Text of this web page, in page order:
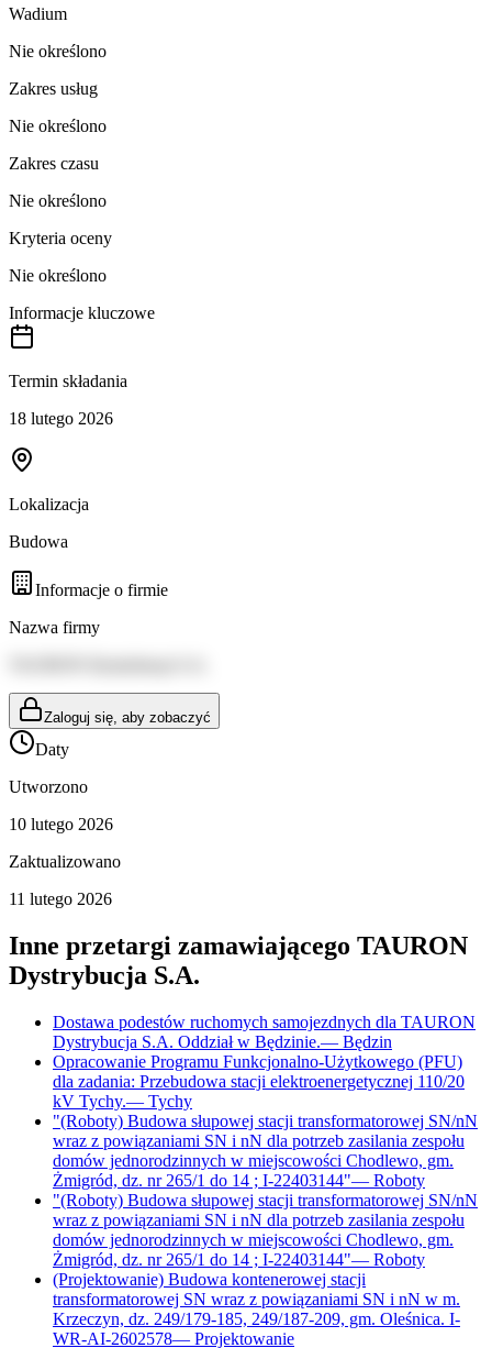
Wadium
Nie określono
Zakres usług
Nie określono
Zakres czasu
Nie określono
Kryteria oceny
Nie określono
Informacje kluczowe
Termin składania
18 lutego 2026
Lokalizacja
Budowa
Informacje o firmie
Nazwa firmy
Zaloguj się, aby zobaczyć
Daty
Utworzono
10 lutego 2026
Zaktualizowano
11 lutego 2026
Inne przetargi zamawiającego TAURON
Dystrybucja S.A.
Dostawa podestów ruchomych samojezdnych dla TAURON
Dystrybucja S.A. Oddział w Będzinie.— Będzin
Opracowanie Programu Funkcjonalno-Użytkowego (PFU)
dla zadania: Przebudowa stacji elektroenergetycznej 110/20
kV Tychy.— Tychy
"(Roboty) Budowa słupowej stacji transformatorowej SN/nN
wraz z powiązaniami SN i nN dla potrzeb zasilania zespołu
domów jednorodzinnych w miejscowości Chodlewo, gm.
Żmigród, dz. nr 265/1 do 14 ; I-22403144"— Roboty
"(Roboty) Budowa słupowej stacji transformatorowej SN/nN
wraz z powiązaniami SN i nN dla potrzeb zasilania zespołu
domów jednorodzinnych w miejscowości Chodlewo, gm.
Żmigród, dz. nr 265/1 do 14 ; I-22403144"— Roboty
(Projektowanie) Budowa kontenerowej stacji
transformatorowej SN wraz z powiązaniami SN i nN w m.
Krzeczyn, dz. 249/179-185, 249/187-209, gm. Oleśnica. I-
WR-AI-2602578— Projektowanie